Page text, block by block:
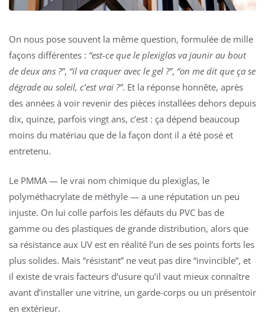
On nous pose souvent la même question, formulée de mille
façons différentes : “est-ce que le plexiglas va jaunir au bout
de deux ans ?”, “il va craquer avec le gel ?”, “on me dit que ça se
dégrade au soleil, c’est vrai ?”. Et la réponse honnête, après
des années à voir revenir des pièces installées dehors depuis
dix, quinze, parfois vingt ans, c’est : ça dépend beaucoup
moins du matériau que de la façon dont il a été posé et
entretenu.
Le PMMA — le vrai nom chimique du plexiglas, le
polyméthacrylate de méthyle — a une réputation un peu
injuste. On lui colle parfois les défauts du PVC bas de
gamme ou des plastiques de grande distribution, alors que
sa résistance aux UV est en réalité l’un de ses points forts les
plus solides. Mais “résistant” ne veut pas dire “invincible”, et
il existe de vrais facteurs d’usure qu’il vaut mieux connaître
avant d’installer une vitrine, un garde-corps ou un présentoir
en extérieur.